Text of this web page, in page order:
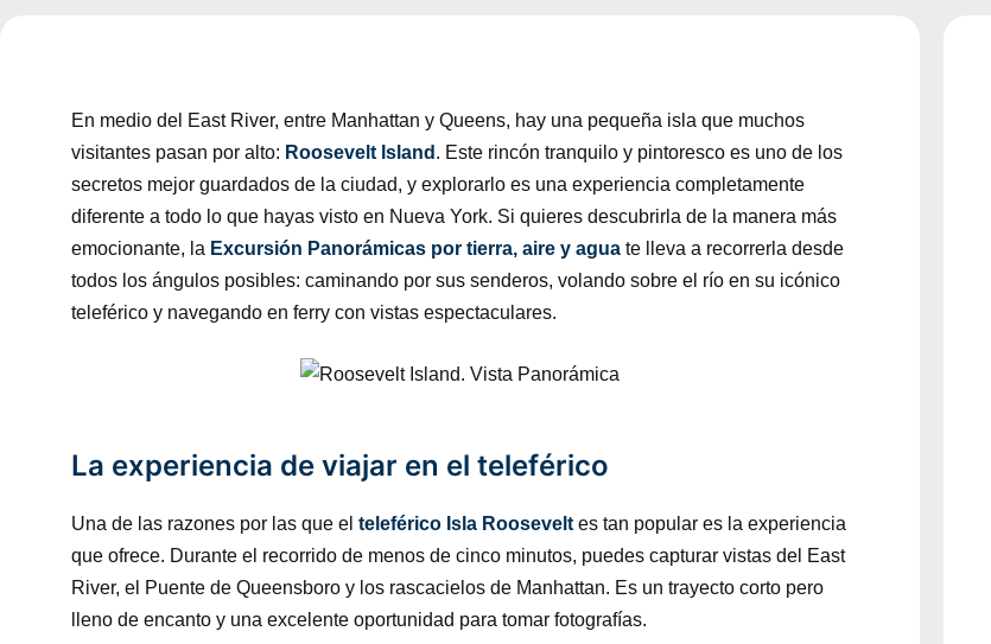
En medio del East River, entre Manhattan y Queens, hay una pequeña isla que muchos
visitantes pasan por alto: Roosevelt Island . Este rincón tranquilo y pintoresco es uno de los
secretos mejor guardados de la ciudad, y explorarlo es una experiencia completamente
diferente a todo lo que hayas visto en Nueva York. Si quieres descubrirla de la manera más
emocionante, la Excursión Panorámicas por tierra, aire y agua te lleva a recorrerla desde
todos los ángulos posibles: caminando por sus senderos, volando sobre el río en su icónico
teleférico y navegando en ferry con vistas espectaculares.
La experiencia de viajar en el teleférico
Una de las razones por las que el teleférico Isla Roosevelt es tan popular es la experiencia
que ofrece. Durante el recorrido de menos de cinco minutos, puedes capturar vistas del East
River, el Puente de Queensboro y los rascacielos de Manhattan. Es un trayecto corto pero
lleno de encanto y una excelente oportunidad para tomar fotografías.